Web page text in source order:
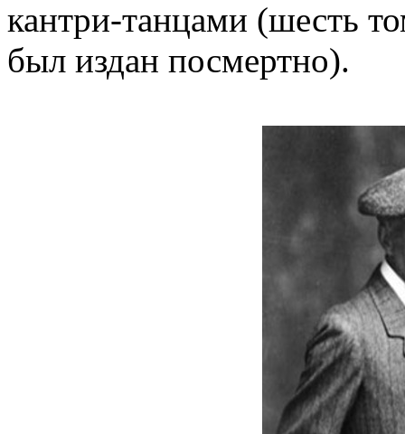
кантри-танцами (шесть
был издан посмертно).